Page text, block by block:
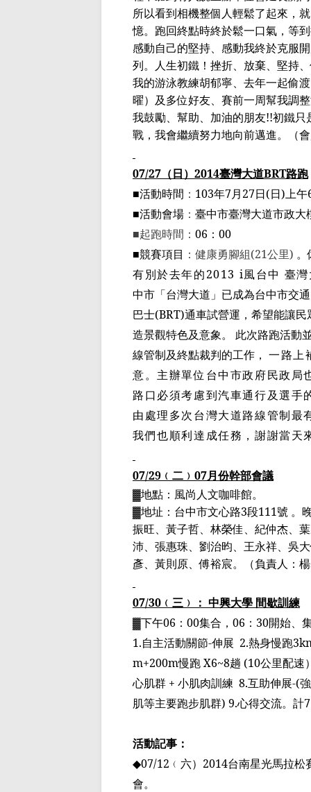
所以看到相機整個人輕鬆了起來，
憶。跑回終點時終於鬆一口氣，等
感動自己的堅持、感動我終於克服
列。 人生初鐵 ！挫折、放棄、堅持
我的游泳教練胡郁寧、去年一起偷
曜）及多位好友、賽前一周幫我調
我鼓勵、幫助、加油的朋友!!初鐵只
戰，我會繼續努力地向前邁進。
（
07/27 （日） 2014臺灣大道BRT路跑
■活動時間 ： 103年7月27日(日)上午
■活動會場 ： 臺中市臺灣大道市政大
■起跑時間： 06 ： 00
■競賽項目 ： 健康勇腳組(21公里) 。
有別於去年的2013 i風台中 臺
中市「台灣大道」已成為台中市交
巴士(BRT)通車試營運，希望能讓民
造景觀特色及意象。 此次路跑活動
線管制及終點裁判的工作， 一路上
意。主辦單位台中市政府民政局
路口必須考慮到汽車通行及選手
由處理多次台灣大道路線管制最
我們也順利達成任務，謝謝當天
07/29 ﹙ 二 ﹚ 07月份幹部會議
▓地點：風尚人文咖啡館。
▓地址：台中市文心路3段111號 。
振旺、黃子哲、林榮佳、紀仲杰、
沛、張惠珠、劉治昀、王永祥、吳
彥、黃則原、傅裕宸。 （負責人：
07/30 ﹙ 三 ﹚ ： 中興大學 間歇訓練
▓下午06 ： 00集合， 06 ： 30開始、
1.自主活動關節-伸展 2.熱身慢跑
m+200m慢跑X6~8趟 (10公里配速
心肌群 + 小肌肉訓練 8.互助伸展-(
肌等主要跑步肌群) 9.心得交流。計
活動記事：
◆07/12 ﹙ 六） 2014台南星光馬拉松
會。